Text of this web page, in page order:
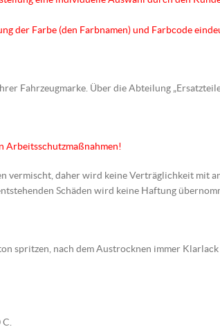
der Farbe (den Farbnamen) und Farbcode
Fahrzeugmarke. Über die Abteilung
Arbeitsschutzmaßnahmen!
vermischt, daher wird keine Verträglichkeit mit
Schäden wird keine Haftung
spritzen, nach dem Austrocknen immer